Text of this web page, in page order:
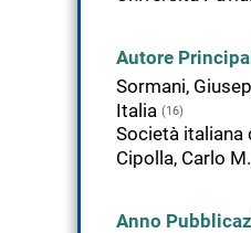
Autore
Italia (16)
Cipolla, Carlo M.
Anno